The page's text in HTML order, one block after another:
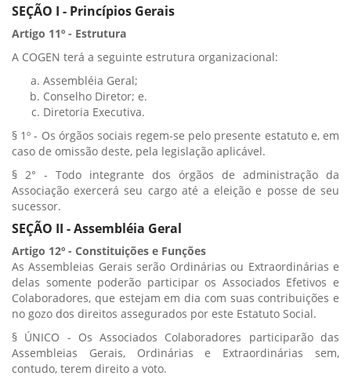
SEÇÃO I - Princípios Gerais
Artigo 11º - Estrutura
A COGEN terá a seguinte estrutura organizacional:
Assembléia Geral;
Conselho Diretor; e.
Diretoria Executiva.
§ 1º - Os órgãos sociais regem-se pelo presente estatuto e, em
caso de omissão deste, pela legislação aplicável.
§ 2° - Todo integrante dos órgãos de administração da
Associação exercerá seu cargo até a eleição e posse de seu
sucessor.
SEÇÃO II - Assembléia Geral
Artigo 12º - Constituições e Funções
As Assembleias Gerais serão Ordinárias ou Extraordinárias e
delas somente poderão participar os Associados Efetivos e
Colaboradores, que estejam em dia com suas contribuições e
no gozo dos direitos assegurados por este Estatuto Social.
§ ÚNICO - Os Associados Colaboradores participarão das
Assembleias Gerais, Ordinárias e Extraordinárias sem,
contudo, terem direito a voto.